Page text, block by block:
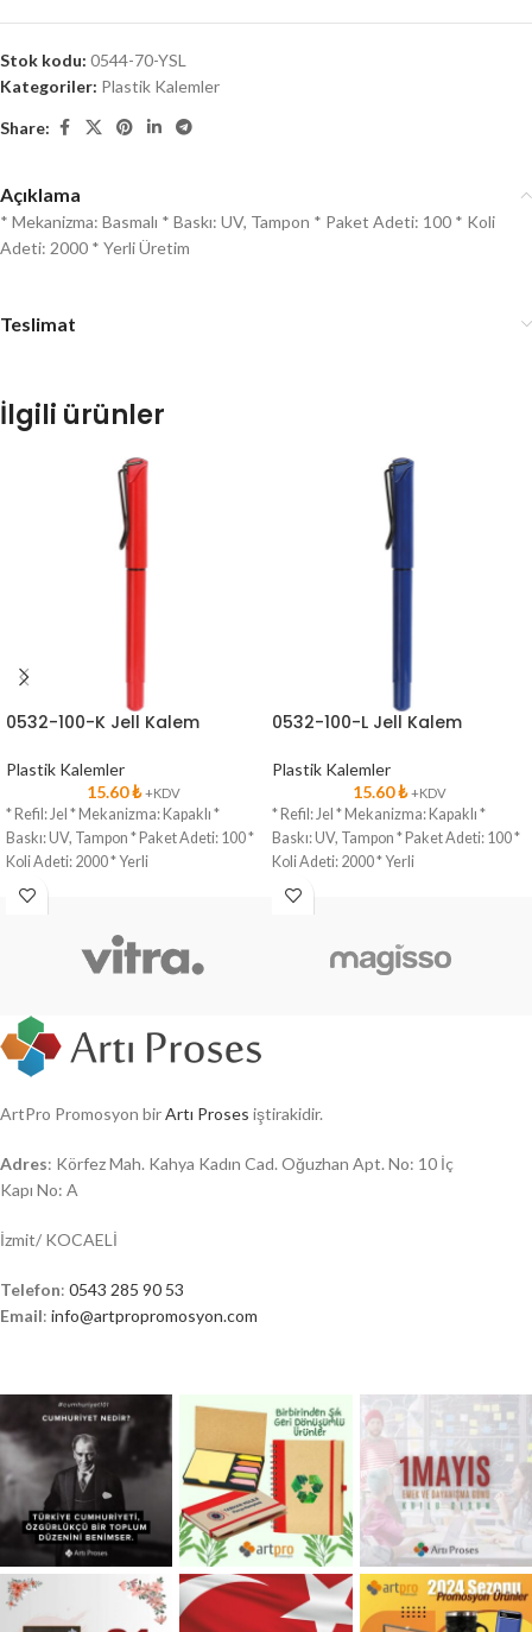
Stok kodu: 0544-70-YSL
Kategoriler: Plastik Kalemler
Share:
Açıklama
* Mekanizma: Basmalı * Baskı: UV, Tampon * Paket Adeti: 100 * Koli
Adeti: 2000 * Yerli Üretim
Teslimat
İlgili ürünler
0532-100-K Jell Kalem
Plastik Kalemler
15.60₺ +KDV
* Refil: Jel * Mekanizma: Kapaklı *
Baskı: UV, Tampon * Paket Adeti: 100 *
Koli Adeti: 2000 * Yerli
0532-100-L Jell Kalem
Plastik Kalemler
15.60₺ +KDV
* Refil: Jel * Mekanizma: Kapaklı *
Baskı: UV, Tampon * Paket Adeti: 100 *
Koli Adeti: 2000 * Yerli
ArtPro Promosyon birArtı Proses iştirakidir.
Adres: Körfez Mah. Kahya Kadın Cad. Oğuzhan Apt. No: 10 İç
Kapı No: A
İzmit/ KOCAELİ
Telefon: 0543 285 90 53
Email: info@artpropromosyon.com